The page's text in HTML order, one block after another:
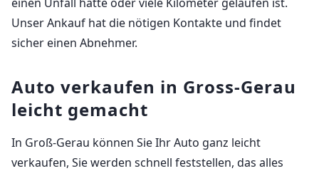
Unser Ankauf hat die nötigen Kontakte und findet
sicher einen Abnehmer.
Auto verkaufen in Gross-Gerau
leicht gemacht
In Groß-Gerau können Sie Ihr Auto ganz leicht
verkaufen, Sie werden schnell feststellen, das alles